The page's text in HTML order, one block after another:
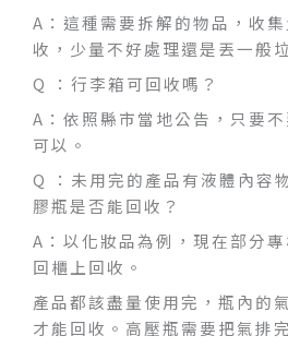
A：這種需要拆解的物品，收
收，少量不好處理還是丟一般
Q ：行李箱可回收嗎？
A：依照縣市當地公告，只要
可以。
Q ：未用完的產品有液體內容
膠瓶是否能回收？
A：以化妝品為例，現在部分
回櫃上回收。
產品都該盡量使用完，瓶內的
才能回收。高壓瓶需要把氣排